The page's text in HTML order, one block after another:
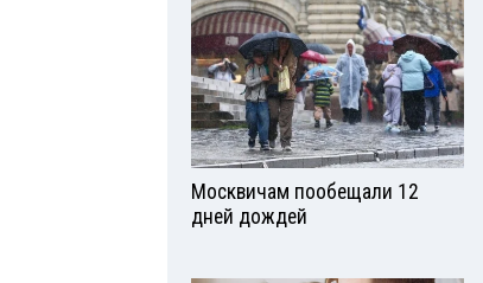
Москвичам пообещали 12
дней дождей